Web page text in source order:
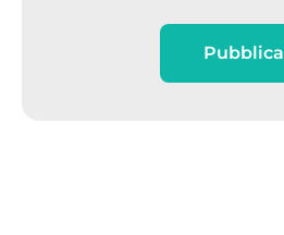
Pubblica